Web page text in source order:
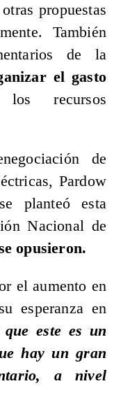
propuestas
También
de la
el gasto
los recursos
de
Pardow
planteó esta
Nacional de
opusieron.
el aumento en
esperanza en
que este es un
hay un gran
a nivel